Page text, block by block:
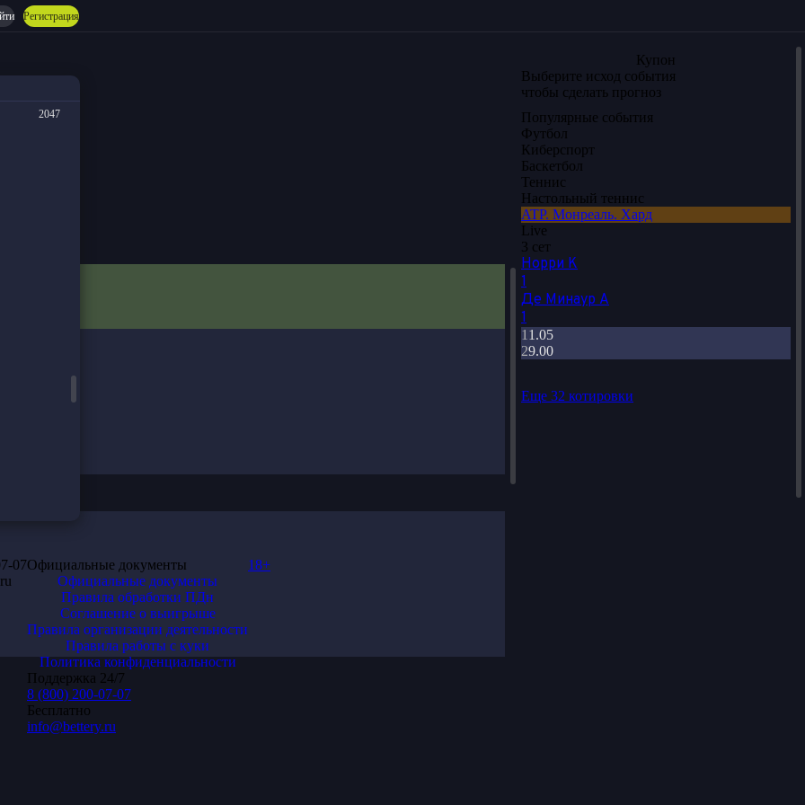
Регистрация
07Официальные документы
Официальные документы
Правила обработки ПДн
Соглашение о выигрыше
Правила организации деятельности
Правила работы с куки
Политика конфиденциальности
Поддержка 24/7
8 (800) 200-07-07
Бесплатно
info@bettery.ru
18+
Купон
Выберите исход события
чтобы сделать прогноз
Популярные события
Футбол
Киберспорт
Баскетбол
Теннис
Настольный теннис
ATP. Монреаль. Хард
Live
3 сет
Норри К
1
Де Минаур А
1
1 1.05
29.00
Еще 32 котировки
2047